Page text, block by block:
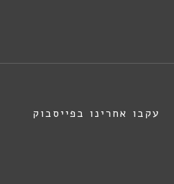
עקבו אחרינו בפייסבוק